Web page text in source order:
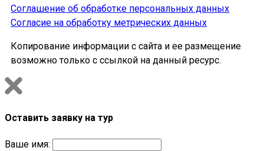
Соглашение об обработке персональных данных
Согласие на обработку метрических данных
Копирование информации с сайта и ее размещение
возможно только с ссылкой на данный ресурс.
Оставить заявку на тур
Ваше имя: